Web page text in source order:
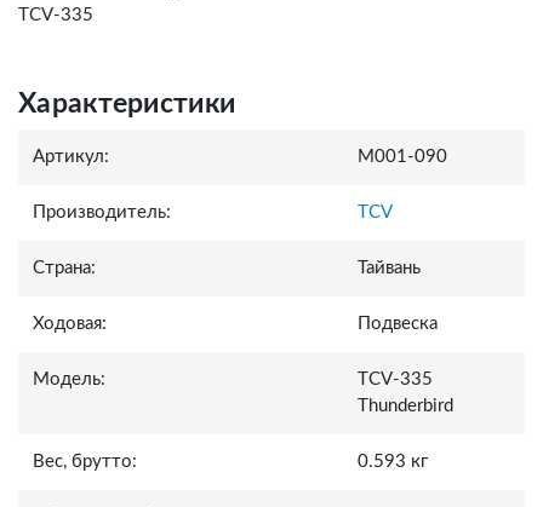
TCV-335
Характеристики
Артикул: M001-090
Производитель: TCV
Страна: Тайвань
Ходовая: Подвеска
Модель:
TCV-335
Thunderbird
Вес, брутто: 0.593 кг